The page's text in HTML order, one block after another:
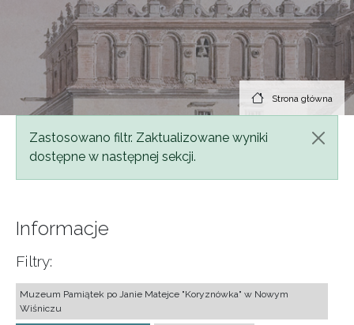
Strona główna
Komunikat
Zastosowano filtr. Zaktualizowane wyniki
dostępne w następnej sekcji.
Informacje
Filtry:
Muzeum Pamiątek po Janie Matejce "Koryznówka" w Nowym
Wiśniczu